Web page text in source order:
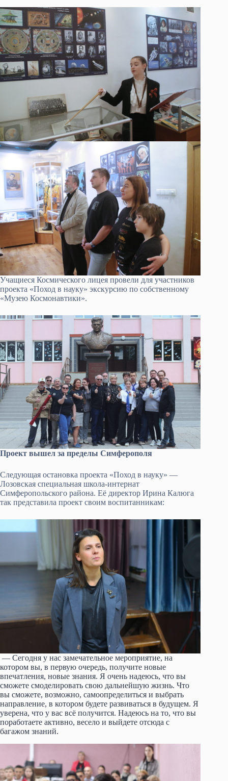
Учащиеся Космического лицея провели для участников
проекта «Поход в науку» экскурсию по собственному
«Музею Космонавтики».
Проект вышел за пределы Симферополя
Следующая остановка проекта «Поход в науку» —
Лозовская специальная школа-интернат
Симферопольского района. Её директор Ирина Калюга
так представила проект своим воспитанникам:
— Сегодня у нас замечательное мероприятие, на
котором вы, в первую очередь, получите новые
впечатления, новые знания. Я очень надеюсь, что вы
сможете смоделировать свою дальнейшую жизнь. Что
вы сможете, возможно, самоопределиться и выбрать
направление, в котором будете развиваться в будущем. Я
уверена, что у вас всё получится. Надеюсь на то, что вы
поработаете активно, весело и выйдете отсюда с
багажом знаний.